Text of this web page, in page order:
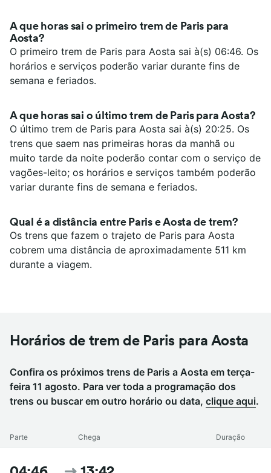
A que horas sai o primeiro trem de Paris para
Aosta?
O primeiro trem de Paris para Aosta sai à(s) 06:46. Os
horários e serviços poderão variar durante fins de
semana e feriados.
A que horas sai o último trem de Paris para Aosta?
O último trem de Paris para Aosta sai à(s) 20:25. Os
trens que saem nas primeiras horas da manhã ou
muito tarde da noite poderão contar com o serviço de
vagões-leito; os horários e serviços também poderão
variar durante fins de semana e feriados.
Qual é a distância entre Paris e Aosta de trem?
Os trens que fazem o trajeto de Paris para Aosta
cobrem uma distância de aproximadamente 511 km
durante a viagem.
Horários de trem de Paris para Aosta
Confira os próximos trens de Paris a Aosta em terça-
feira 11 agosto. Para ver toda a programação dos
trens ou buscar em outro horário ou data, clique aqui.
Parte Chega Duração